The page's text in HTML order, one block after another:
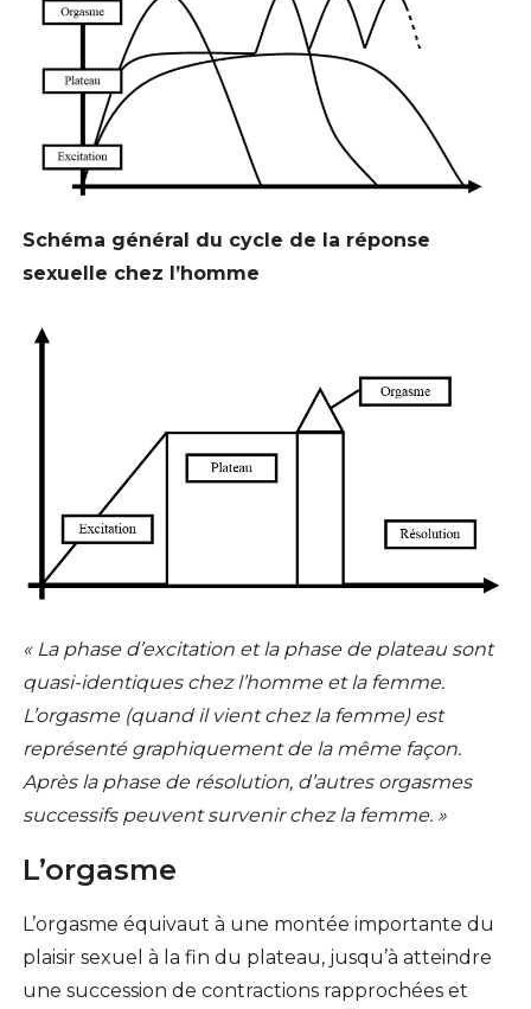
Schéma général du cycle de la réponse
sexuelle chez l’homme
« La phase d’excitation et la phase de plateau sont
quasi-identiques chez l’homme et la femme.
L’orgasme (quand il vient chez la femme) est
représenté graphiquement de la même façon.
Après la phase de résolution, d’autres orgasmes
successifs peuvent survenir chez la femme. »
L’orgasme
L’orgasme équivaut à une montée importante du
plaisir sexuel à la fin du plateau, jusqu’à atteindre
une succession de contractions rapprochées et